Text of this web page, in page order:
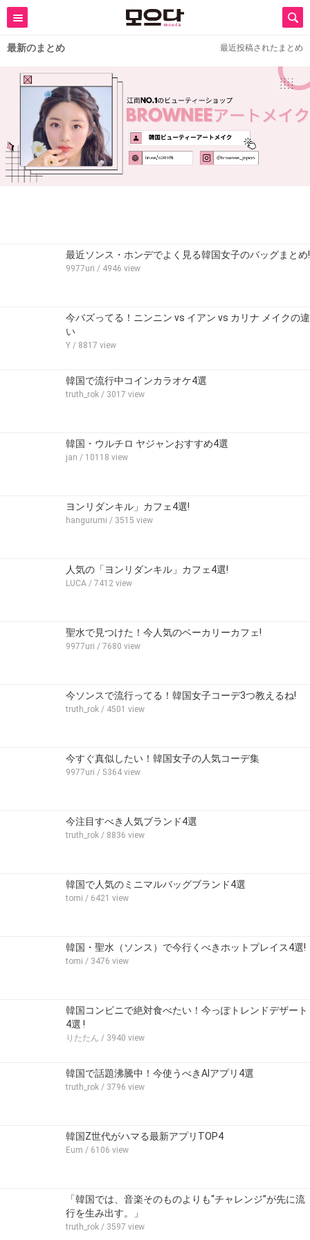
最新のまとめ 最近投稿されたまとめ
最近ソンス・ホンデでよく見る韓国女子のバッグまとめ!
9977uri / 4946 view
今バズってる！ニンニン vs イアン vs カリナ メイクの違
い
Y / 8817 view
韓国で流行中コインカラオケ4選
truth_rok / 3017 view
韓国・ウルチロ ヤジャンおすすめ4選
jan / 10118 view
ヨンリダンキル」カフェ4選!
hangurumi / 3515 view
人気の「ヨンリダンキル」カフェ4選!
LUCA / 7412 view
聖水で見つけた！今人気のベーカリーカフェ!
9977uri / 7680 view
今ソンスで流行ってる！韓国女子コーデ3つ教えるね!
truth_rok / 4501 view
今すぐ真似したい！韓国女子の人気コーデ集
9977uri / 5364 view
今注目すべき人気ブランド4選
truth_rok / 8836 view
韓国で人気のミニマルバッグブランド4選
tomi / 6421 view
韓国・聖水（ソンス）で今行くべきホットプレイス4選!
tomi / 3476 view
韓国コンビニで絶対食べたい！今っぽトレンドデザート
4選 !
りたたん / 3940 view
韓国で話題沸騰中！今使うべきAIアプリ4選
truth_rok / 3796 view
韓国Z世代がハマる最新アプリTOP4
Eum / 6106 view
「韓国では、音楽そのものよりも“チャレンジ”が先に流
行を生み出す。」
truth_rok / 3597 view